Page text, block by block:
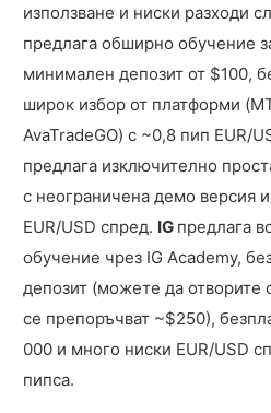
използване и ниски разходи
предлага обширно обучение
минимален депозит от $100,
широк избор от платформи
AvaTradeGO) с ~0,8 пип EUR/
предлага изключително
с неограничена демо версия
EUR/USD спред. IG предлага
обучение чрез IG Academy,
депозит (можете да отворите
се препоръчват ~$250),
000 и много ниски EUR/USD
пипса.